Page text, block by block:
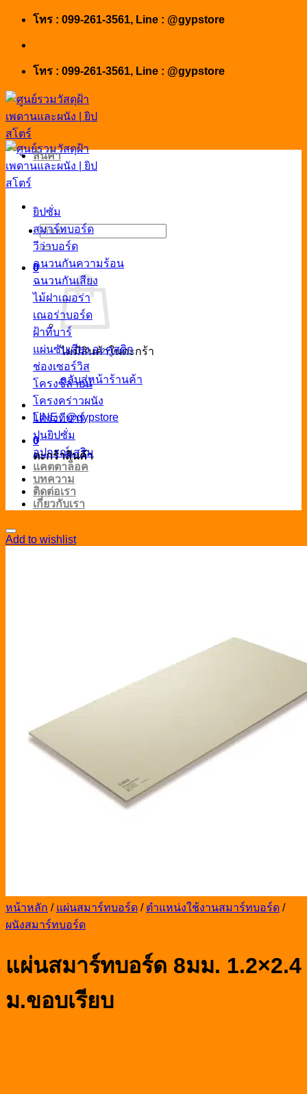
Skip
โทร : 099-261-3561, Line : @gypstore
โทร : 099-261-3561, Line : @gypstore
ค้นหา:
0
ไม่มีสินค้าในตะกร้า
กลับสู่หน้าร้านค้า
LINE : @gypstore
0
ตะกร้าสินค้า
สินค้า
ยิปซั่ม
สมาร์ทบอร์ด
วีว่าบอร์ด
ฉนวนกันความร้อน
ฉนวนกันเสียง
ไม้ฝาเฌอร่า
เณอร่าบอร์ด
ฝ้าทีบาร์
แผ่นซับเสียง อะคูสติก
ช่องเซอร์วิส
โครงซีลายน์
โครงคร่าวผนัง
โครงทีบาร์
ปูนยิปซั่ม
อุปกรณ์เสริม
แคตตาล็อค
บทความ
ติดต่อเรา
เกี่ยวกับเรา
Add to wishlist
หน้าหลัก / แผ่นสมาร์ทบอร์ด / ตำแหน่งใช้งานสมาร์ทบอร์ด /
ผนังสมาร์ทบอร์ด
แผ่นสมาร์ทบอร์ด 8มม. 1.2×2.4
ม.ขอบเรียบ